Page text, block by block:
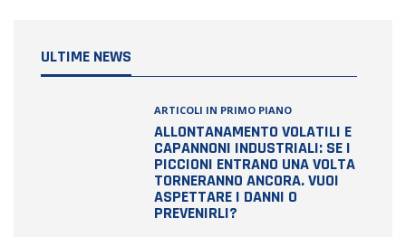
ULTIME NEWS
ARTICOLI IN PRIMO PIANO
ALLONTANAMENTO VOLATILI E
CAPANNONI INDUSTRIALI: SE I
PICCIONI ENTRANO UNA VOLTA
TORNERANNO ANCORA. VUOI
ASPETTARE I DANNI O
PREVENIRLI?